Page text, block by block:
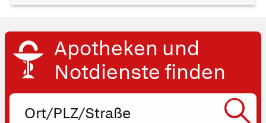
Apotheken und
Notdienste finden
Ort,